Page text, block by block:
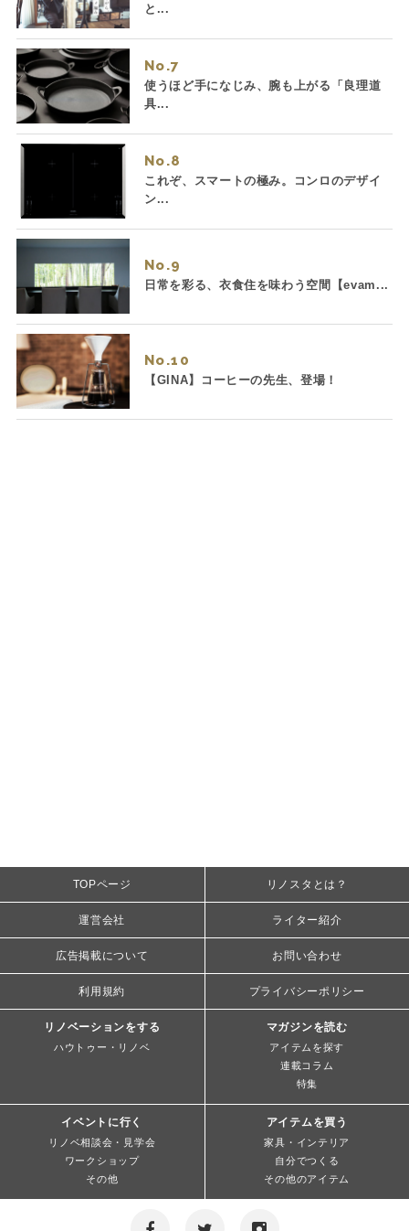
と...
No.
使うほど手になじみ、腕も上がる「良理道
具...
No.
これぞ、スマートの極み。コンロのデザイ
ン...
No.
日常を彩る、衣食住を味わう空間【evam...
No.
【GINA】コーヒーの先生、登場！
TOPページ リノスタとは？
運営会社 ライター紹介
広告掲載について お問い合わせ
利用規約 プライバシーポリシー
リノベーションをする
ハウトゥー・リノベ
マガジンを読む
アイテムを探す
連載コラム
特集
イベントに行く
リノベ相談会・見学会
ワークショップ
その他
アイテムを買う
家具・インテリア
自分でつくる
その他のアイテム